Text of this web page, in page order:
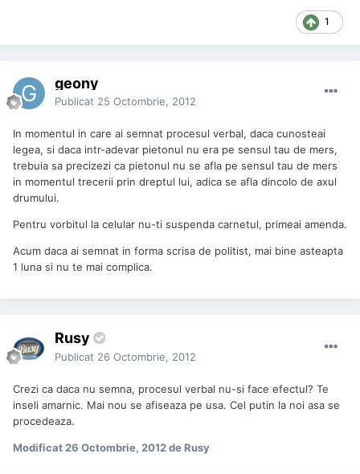
1
geony
Publicat 25 Octombrie, 2012
In momentul in care ai semnat procesul verbal, daca cunosteai
legea, si daca intr-adevar pietonul nu era pe sensul tau de mers,
trebuia sa precizezi ca pietonul nu se afla pe sensul tau de mers
in momentul trecerii prin dreptul lui, adica se afla dincolo de axul
drumului.
Pentru vorbitul la celular nu-ti suspenda carnetul, primeai amenda.
Acum daca ai semnat in forma scrisa de politist, mai bine asteapta
1 luna si nu te mai complica.
Rusy
Publicat 26 Octombrie, 2012
Crezi ca daca nu semna, procesul verbal nu-si face efectul? Te
inseli amarnic. Mai nou se afiseaza pe usa. Cel putin la noi asa se
procedeaza.
Modificat 26 Octombrie, 2012de Rusy